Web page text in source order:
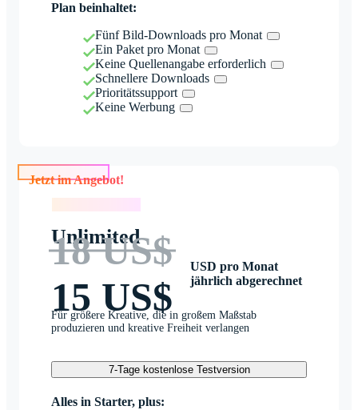
Plan beinhaltet:
Fünf Bild-Downloads pro Monat
Ein Paket pro Monat
Keine Quellenangabe erforderlich
Schnellere Downloads
Prioritätssupport
Keine Werbung
Jetzt im Angebot!
Unlimited
18 US$
15 US$
USD pro Monat
jährlich abgerechnet
Für größere Kreative, die in großem Maßstab
produzieren und kreative Freiheit verlangen
7-Tage kostenlose Testversion
Alles in Starter, plus: